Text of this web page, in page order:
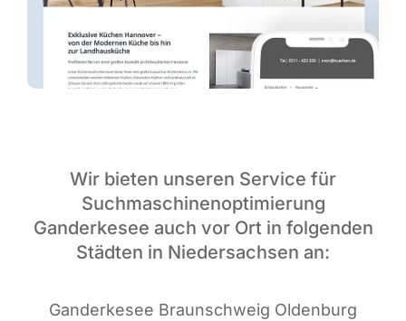
Wir bieten unseren Service für
Suchmaschinenoptimierung
Ganderkesee auch vor Ort in folgenden
Städten in Niedersachsen an:
Gan­der­ke­see Braun­schweig Olden­burg